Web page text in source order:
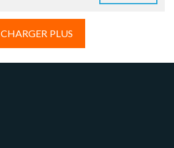
CHARGER PLUS